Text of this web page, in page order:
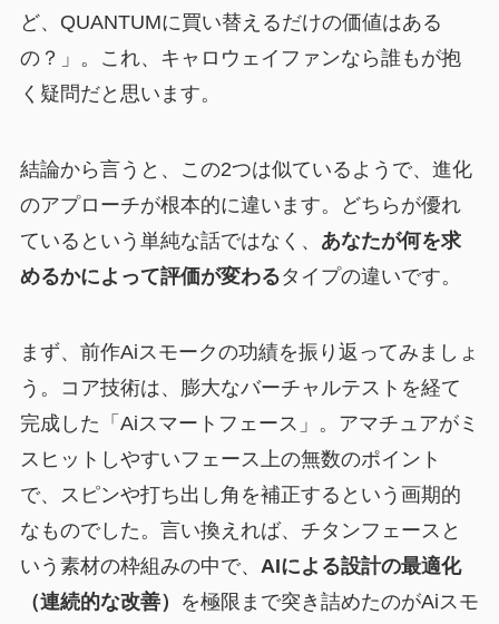
ど、QUANTUMに買い替えるだけの価値はある
の？」。これ、キャロウェイファンなら誰もが抱
く疑問だと思います。
結論から言うと、この2つは似ているようで、進化
のアプローチが根本的に違います。どちらが優れ
ているという単純な話ではなく、 あなたが何を求
めるかによって評価が変わるタイプの違いです。
まず、前作Aiスモークの功績を振り返ってみましょ
う。コア技術は、膨大なバーチャルテストを経て
完成した「Aiスマートフェース」。アマチュアがミ
スヒットしやすいフェース上の無数のポイント
で、スピンや打ち出し角を補正するという画期的
なものでした。言い換えれば、チタンフェースと
いう素材の枠組みの中で、 AIによる設計の最適化
（連続的な改善）
を極限まで突き詰めたのがAiスモ